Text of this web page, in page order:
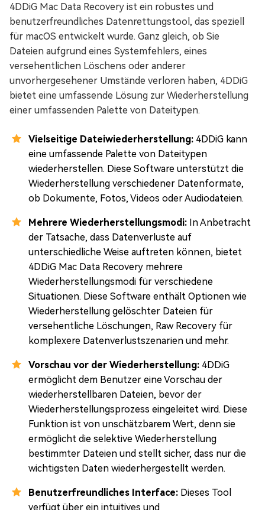
4DDiG Mac Data Recovery ist ein robustes und
benutzerfreundliches Datenrettungstool, das speziell
für macOS entwickelt wurde. Ganz gleich, ob Sie
Dateien aufgrund eines Systemfehlers, eines
versehentlichen Löschens oder anderer
unvorhergesehener Umstände verloren haben, 4DDiG
bietet eine umfassende Lösung zur Wiederherstellung
einer umfassenden Palette von Dateitypen.
Vielseitige Dateiwiederherstellung: 4DDiG kann
eine umfassende Palette von Dateitypen
wiederherstellen. Diese Software unterstützt die
Wiederherstellung verschiedener Datenformate,
ob Dokumente, Fotos, Videos oder Audiodateien.
Mehrere Wiederherstellungsmodi: In Anbetracht
der Tatsache, dass Datenverluste auf
unterschiedliche Weise auftreten können, bietet
4DDiG Mac Data Recovery mehrere
Wiederherstellungsmodi für verschiedene
Situationen. Diese Software enthält Optionen wie
Wiederherstellung gelöschter Dateien für
versehentliche Löschungen, Raw Recovery für
komplexere Datenverlustszenarien und mehr.
Vorschau vor der Wiederherstellung: 4DDiG
ermöglicht dem Benutzer eine Vorschau der
wiederherstellbaren Dateien, bevor der
Wiederherstellungsprozess eingeleitet wird. Diese
Funktion ist von unschätzbarem Wert, denn sie
ermöglicht die selektive Wiederherstellung
bestimmter Dateien und stellt sicher, dass nur die
wichtigsten Daten wiederhergestellt werden.
Benutzerfreundliches Interface: Dieses Tool
verfügt über ein intuitives und